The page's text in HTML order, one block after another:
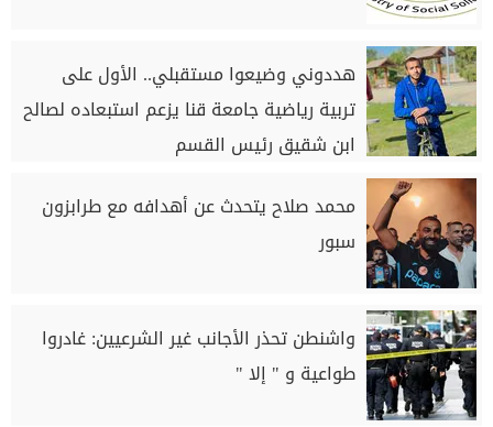
هددوني وضيعوا مستقبلي.. الأول على
تربية رياضية جامعة قنا يزعم استبعاده لصالح
ابن شقيق رئيس القسم
محمد صلاح يتحدث عن أهدافه مع طرابزون
سبور
واشنطن تحذر الأجانب غير الشرعيين: غادروا
طواعية و " إلا "